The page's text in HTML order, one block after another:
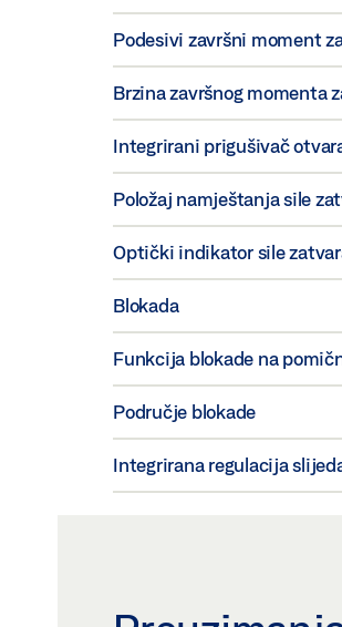
Podesivi završni moment
Brzina završnog momenta
Integrirani prigušivač
Položaj namještanja sile
Optički indikator sile
Blokada
Funkcija blokade na
Područje blokade
Integrirana regulacija